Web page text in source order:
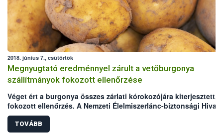
2018. június 7., csütörtök
Megnyugtató eredménnyel zárult a vetőburgonya
szállítmányok fokozott ellenőrzése
Véget ért a burgonya összes zárlati kórokozójára kiterjesztett,
fokozott ellenőrzés. A Nemzeti Élelmiszerlánc-biztonsági
(Nébih) abból a célból rendelte el az országos vizsgálatot még
év februárjában, hogy átfogó képet kapjon az EU tagállamaiból
TOVÁBB